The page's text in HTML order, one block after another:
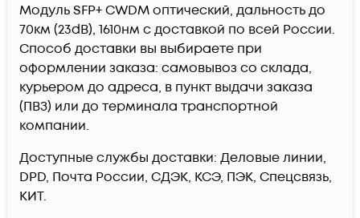
Модуль SFP+ CWDM оптический, дальность до
70км (23dB), 1610нм c доставкой по всей России.
Способ доставки вы выбираете при
оформлении заказа: самовывоз со склада,
курьером до адреса, в пункт выдачи заказа
(ПВЗ) или до терминала транспортной
компании.
Доступные службы доставки: Деловые линии,
DPD, Почта России, СДЭК, КСЭ, ПЭК, Спецсвязь,
КИТ.